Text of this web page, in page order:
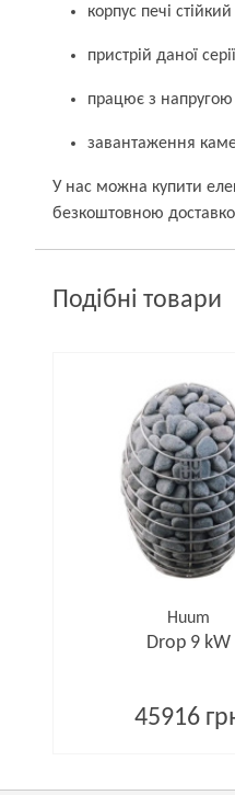
корпус печі
пристрій даної
працює з
завантаження
У нас можна купити
безкоштовною
Подібні товари
Huum
Drop 9 kW
45916